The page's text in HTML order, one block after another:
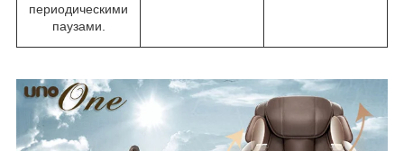
периодическими
паузами.